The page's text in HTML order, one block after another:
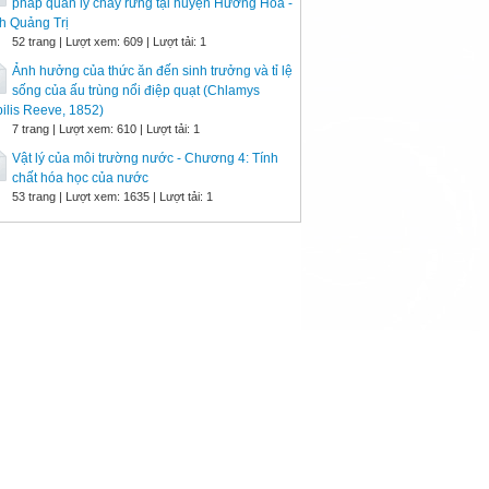
pháp quản lý cháy rừng tại huyện Hướng Hóa -
Quảng Trị
52 trang | Lượt xem: 609 | Lượt tải: 1
Ảnh hưởng của thức ăn đến sinh trưởng và tỉ lệ
sống của ấu trùng nổi điệp quạt (Chlamys
Reeve, 1852)
7 trang | Lượt xem: 610 | Lượt tải: 1
Vật lý của môi trường nước - Chương 4: Tính
chất hóa học của nước
53 trang | Lượt xem: 1635 | Lượt tải: 1